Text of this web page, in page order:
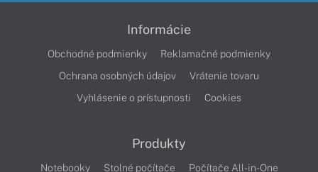
Informácie
Obchodné podmienky
Reklamačné podmienky
Ochrana osobných údajov
Vrátenie tovaru
Vyhlásenie o prístupnosti
Cookies
Produkty
Notebooky Stolné počítače
Počítače All-in-One